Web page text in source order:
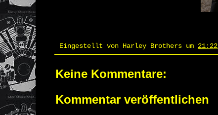
Eingestellt von Harley Brothers um 21:22
Keine Kommentare:
Kommentar veröffentlichen